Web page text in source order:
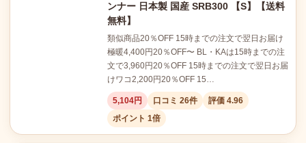
ンナー 日本製 国産 SRB300 【S】【送料
無料】
類似商品20％OFF 15時までの注文で翌日お届け
極暖4,400円20％OFF〜 BL・KAは15時までの注
文で3,960円20％OFF 15時までの注文で翌日お届
けワコ2,200円20％OFF 15…
5,104円 口コミ 26件
評価 4.96
ポイント 1倍